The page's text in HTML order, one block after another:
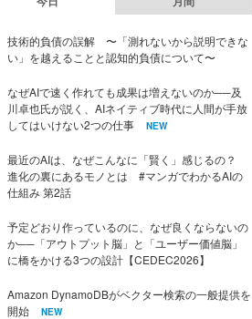
技術的負債の誤解 〜「測れないから説明できな
い」を越えることと認知的負債について〜
なぜAIで速く作れても成果は増えないのか──及
川卓也氏が説く、AIネイティブ時代に人間が手放
してはいけない2つの仕事
NEW
最近のAIは、なぜこんなに「賢く」感じるの？
進化の裏にあるモノとは #マンガでわかるAIの
仕組み 第2話
予定どおり作っているのに、なぜ良くならないの
か──「アウトプット脳」と「ユーザー価値脳」
に橋をかける3つの設計【CEDEC2026】
Amazon DynamoDBがベクター検索の一般提供を
開始
NEW